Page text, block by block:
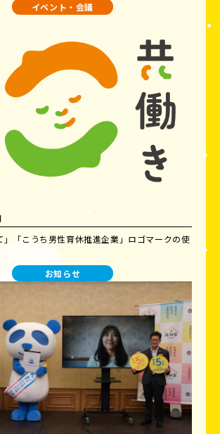
イベント・会議
」「こうち男性育休推進企業」ロゴマークの使
お知らせ